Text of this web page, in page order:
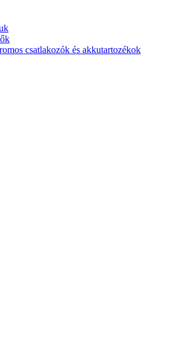
csatlakozók és akkutartozékok